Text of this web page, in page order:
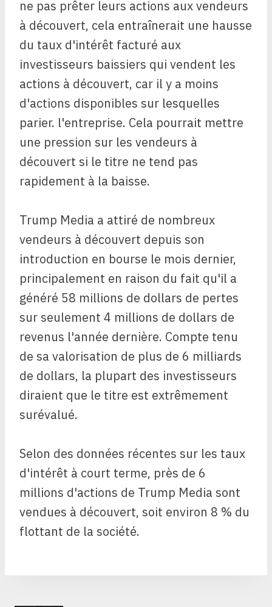
ne pas prêter leurs actions aux vendeurs
à découvert, cela entraînerait une hausse
du taux d'intérêt facturé aux
investisseurs baissiers qui vendent les
actions à découvert, car il y a moins
d'actions disponibles sur lesquelles
parier. l'entreprise. Cela pourrait mettre
une pression sur les vendeurs à
découvert si le titre ne tend pas
rapidement à la baisse.
Trump Media a attiré de nombreux
vendeurs à découvert depuis son
introduction en bourse le mois dernier,
principalement en raison du fait qu'il a
généré 58 millions de dollars de pertes
sur seulement 4 millions de dollars de
revenus l'année dernière. Compte tenu
de sa valorisation de plus de 6 milliards
de dollars, la plupart des investisseurs
diraient que le titre est extrêmement
surévalué.
Selon des données récentes sur les taux
d'intérêt à court terme, près de 6
millions d'actions de Trump Media sont
vendues à découvert, soit environ 8 % du
flottant de la société.